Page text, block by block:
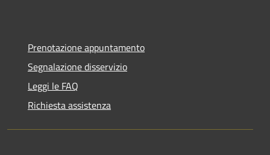
Prenotazione appuntamento
Segnalazione disservizio
Leggi le FAQ
Richiesta assistenza